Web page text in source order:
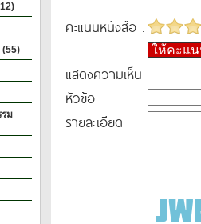
รม
คะแนนหนังสือ :
ให้คะแ
แสดงความเห็น
หัวข้อ
รายละเอียด